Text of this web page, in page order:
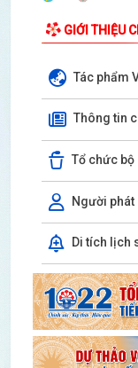
GIỚI THIỆU
Tác phẩm
Thông tin
Tổ chức bộ
Người phát
Di tích lịch